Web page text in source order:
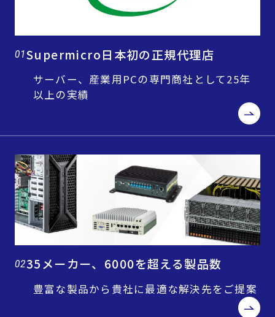
01Supermicro日本初の正規代理店
サーバー、産業用PCの専門商社として25年
以上の実績
0235メーカー、6000を超える製品数
豊富な製品から貴社に最適な解決先をご提案